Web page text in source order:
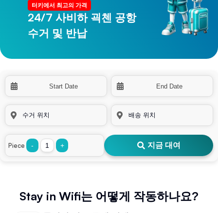
터키에서 최고의 가격
24/7 사비하 괵첸 공항
수거 및 반납
24/7 트라브존 공항
수거 및 반납
Piece - + 지금 대여
Stay in Wifi는 어떻게 작동하나요?